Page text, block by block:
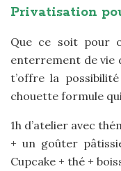
Privatisation
Que ce soit pour
enterrement de vie
t’offre la
chouette formule
1h d’atelier avec
+ un goûter
Cupcake + thé +